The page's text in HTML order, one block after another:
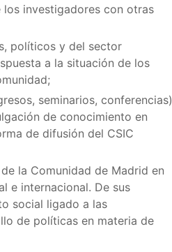
investigadores con otras
políticos y del sector
a la situación de los
seminarios, conferencias)
de conocimiento en
de difusión del CSIC
la Comunidad de Madrid en
e internacional. De sus
social ligado a las
de políticas en materia de